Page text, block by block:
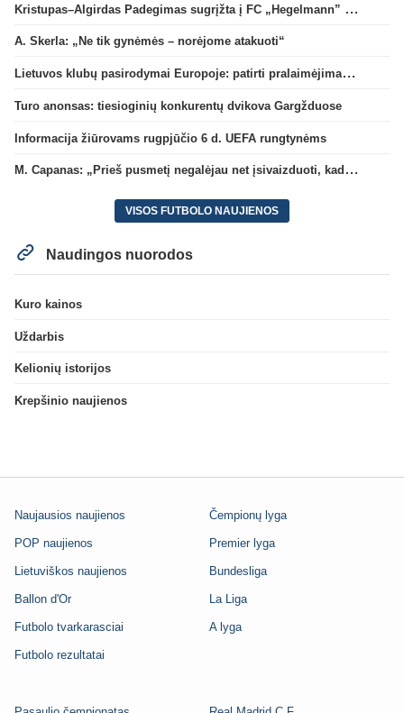
Kristupas–Algirdas Padegimas sugrįžta į FC „Hegelmann” B sudėtį
A. Skerla: „Ne tik gynėmės – norėjome atakuoti“
Lietuvos klubų pasirodymai Europoje: patirti pralaimėjimai Kroatijos atstovams
Turo anonsas: tiesioginių konkurentų dvikova Gargžduose
Informacija žiūrovams rugpjūčio 6 d. UEFA rungtynėms
M. Capanas: „Prieš pusmetį negalėjau net įsivaizduoti, kad žaisime prieš „Hajduk“
VISOS FUTBOLO NAUJIENOS
Naudingos nuorodos
Kuro kainos
Uždarbis
Kelionių istorijos
Krepšinio naujienos
Naujausios naujienos
POP naujienos
Lietuviškos naujienos
Ballon d'Or
Futbolo tvarkarasciai
Futbolo rezultatai
Čempionų lyga
Premier lyga
Bundesliga
La Liga
A lyga